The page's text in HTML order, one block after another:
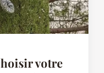
votre